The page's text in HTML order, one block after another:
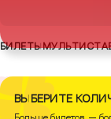
БИЛЕТЫ
ВЫБЕРИТЕ